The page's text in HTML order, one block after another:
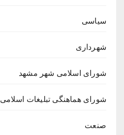
سیاسی
شهرداری
شورای اسلامی شهر مشهد
شورای هماهنگی تبلیغات اسلامی
صنعت